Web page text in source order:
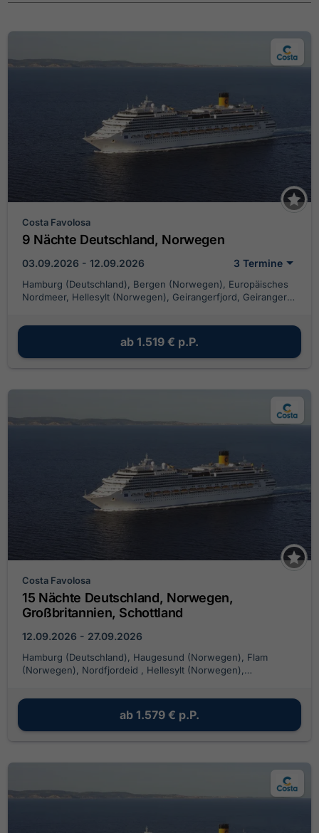
Costa Favolosa
9 Nächte Deutschland, Norwegen
03.09.2026 - 12.09.2026 3 Termine
Hamburg (Deutschland), Bergen (Norwegen), Europäisches
Nordmeer, Hellesylt (Norwegen), Geirangerfjord, Geiranger
ab 1.519 € p.P.
Costa Favolosa
15 Nächte Deutschland, Norwegen,
Großbritannien, Schottland
12.09.2026 - 27.09.2026
Hamburg (Deutschland), Haugesund (Norwegen), Flam
(Norwegen), Nordfjordeid , Hellesylt (Norwegen),
, South Queensferry, UK , Invergordon (Schottland),
KIRKWALL , Hamburg (Deutschland)
ab 1.579 € p.P.